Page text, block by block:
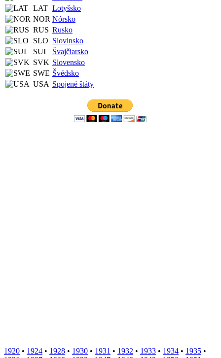
LAT Lotyšsko
NOR Nórsko
RUS Rusko
SLO Slovinsko
SUI
Švajčiarsko
SVK Slovensko
SWE Švédsko
USA Spojené štáty
1920 • 1924 • 1928 • 1930 • 1931 • 1932 • 1933 • 1934 • 1935 •